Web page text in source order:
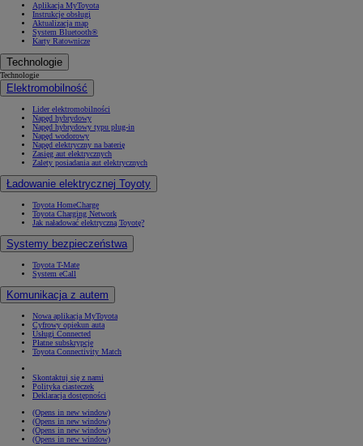
Aplikacja MyToyota
Instrukcje obsługi
Aktualizacja map
System Bluetooth®
Karty Ratownicze
Technologie
Technologie
Elektromobilność
Lider elektromobilności
Napęd hybrydowy
Napęd hybrydowy typu plug-in
Napęd wodorowy
Napęd elektryczny na baterię
Zasięg aut elektrycznych
Zalety posiadania aut elektrycznych
Ładowanie elektrycznej Toyoty
Toyota HomeCharge
Toyota Charging Network
Jak naładować elektryczną Toyotę?
Systemy bezpieczeństwa
Toyota T-Mate
System eCall
Komunikacja z autem
Nowa aplikacja MyToyota
Cyfrowy opiekun auta
Usługi Connected
Płatne subskrypcje
Toyota Connectivity Match
Skontaktuj się z nami
Polityka ciasteczek
Deklaracja dostępności
(Opens in new window)
(Opens in new window)
(Opens in new window)
(Opens in new window)